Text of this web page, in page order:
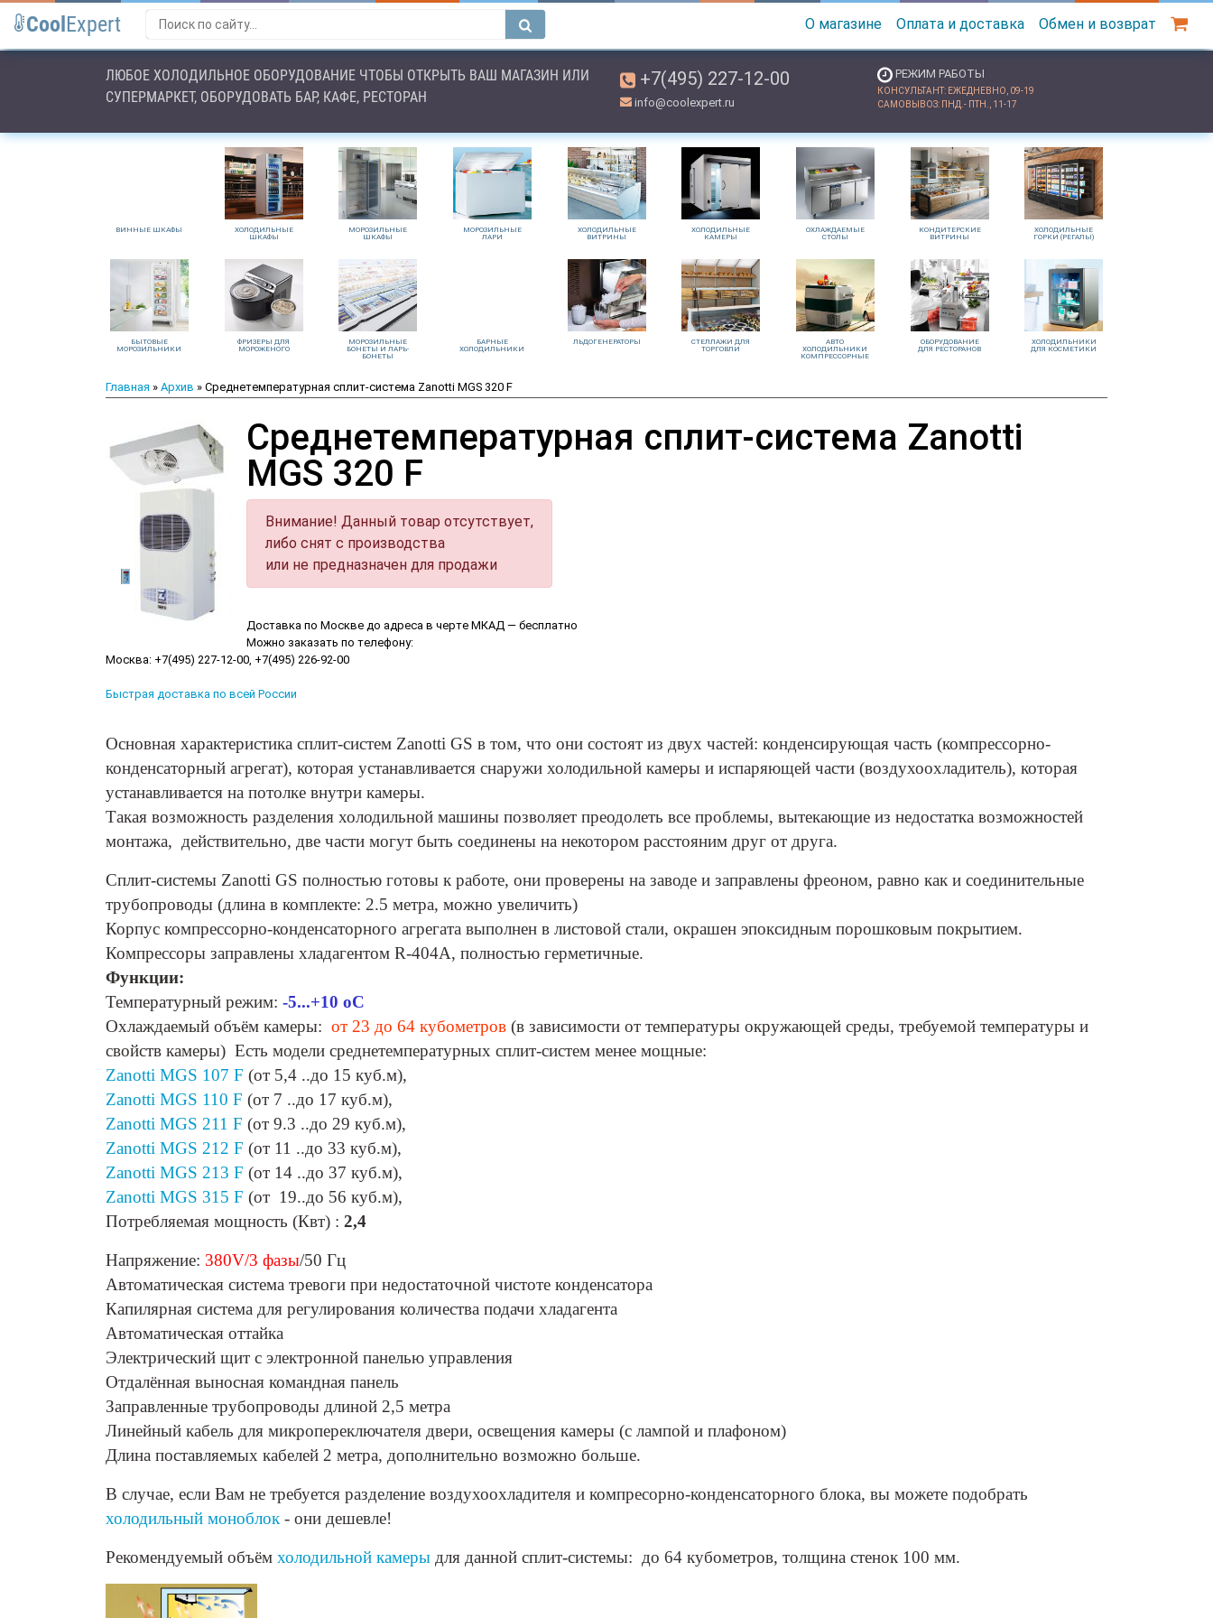
Cool Expert О магазине Оплата и доставка Обмен и возврат
ЛЮБОЕ ХОЛОДИЛЬНОЕ ОБОРУДОВАНИЕ ЧТОБЫ ОТКРЫТЬ ВАШ МАГАЗИН ИЛИ
СУПЕРМАРКЕТ, ОБОРУДОВАТЬ БАР, КАФЕ, РЕСТОРАН
+7(495) 227-12-00
info@coolexpert.ru
РЕЖИМ РАБОТЫ
КОНСУЛЬТАНТ: ЕЖЕДНЕВНО, 09-19
САМОВЫВОЗ: ПНД.- ПТН., 11-17
ВИННЫЕ ШКАФЫ
ХОЛОДИЛЬНЫЕ
ШКАФЫ
МОРОЗИЛЬНЫЕ
ШКАФЫ
МОРОЗИЛЬНЫЕ
ЛАРИ
ХОЛОДИЛЬНЫЕ
ВИТРИНЫ
ХОЛОДИЛЬНЫЕ
КАМЕРЫ
ОХЛАЖДАЕМЫЕ
СТОЛЫ
КОНДИТЕРСКИЕ
ВИТРИНЫ
ХОЛОДИЛЬНЫЕ
ГОРКИ (РЕГАЛЫ)
БЫТОВЫЕ
МОРОЗИЛЬНИКИ
ФРИЗЕРЫ ДЛЯ
МОРОЖЕНОГО
МОРОЗИЛЬНЫЕ
БОНЕТЫ И ЛАРЬ-
БОНЕТЫ
БАРНЫЕ
ХОЛОДИЛЬНИКИ
ЛЬДОГЕНЕРАТОРЫ
СТЕЛЛАЖИ ДЛЯ
ТОРГОВЛИ
АВТО
ХОЛОДИЛЬНИКИ
КОМПРЕССОРНЫЕ
ОБОРУДОВАНИЕ
ДЛЯ РЕСТОРАНОВ
ХОЛОДИЛЬНИКИ
ДЛЯ КОСМЕТИКИ
Главная » Архив » Среднетемпературная сплит-система Zanotti MGS 320 F
Среднетемпературная сплит-система Zanotti
MGS 320 F
Внимание! Данный товар отсутствует,
либо снят с производства
или не предназначен для продажи
Доставка по Москве до адреса в черте МКАД — бесплатно
Можно заказать по телефону:
Москва: +7(495) 227-12-00, +7(495) 226-92-00
Быстрая доставка по всей России
Основная характеристика сплит-систем Zanotti GS в том, что они состоят из двух частей: конденсирующая часть (компрессорно-
конденсаторный агрегат), которая устанавливается снаружи холодильной камеры и испаряющей части (воздухоохладитель), которая
устанавливается на потолке внутри камеры.
Такая возможность разделения холодильной машины позволяет преодолеть все проблемы, вытекающие из недостатка возможностей
монтажа, действительно, две части могут быть соединены на некотором расстояним друг от друга.
Сплит-системы Zanotti GS полностью готовы к работе, они проверены на заводе и заправлены фреоном, равно как и соединительные
трубопроводы (длина в комплекте: 2.5 метра, можно увеличить)
Корпус компрессорно-конденсаторного агрегата выполнен в листовой стали, окрашен эпоксидным порошковым покрытием.
Компрессоры заправлены хладагентом R-404A, полностью герметичные.
Функции:
Температурный режим: -5...+10 оС
Охлаждаемый объём камеры: от 23 до 64 кубометров (в зависимости от температуры окружающей среды, требуемой температуры и
свойств камеры) Есть модели среднетемпературных сплит-систем менее мощные:
Zanotti MGS 107 F (от 5,4 ..до 15 куб.м),
Zanotti MGS 110 F (от 7 ..до 17 куб.м),
Zanotti MGS 211 F (от 9.3 ..до 29 куб.м),
Zanotti MGS 212 F (от 11 ..до 33 куб.м),
Zanotti MGS 213 F (от 14 ..до 37 куб.м),
Zanotti MGS 315 F (от 19..до 56 куб.м),
Потребляемая мощность (Квт) : 2,4
Напряжение: 380V/3 фазы/50 Гц
Автоматическая система тревоги при недостаточной чистоте конденсатора
Капилярная система для регулирования количества подачи хладагента
Автоматическая оттайка
Электрический щит с электронной панелью управления
Отдалённая выносная командная панель
Заправленные трубопроводы длиной 2,5 метра
Линейный кабель для микропереключателя двери, освещения камеры (с лампой и плафоном)
Длина поставляемых кабелей 2 метра, дополнительно возможно больше.
В случае, если Вам не требуется разделение воздухоохладителя и компресорно-конденсаторного блока, вы можете подобрать
холодильный моноблок - они дешевле!
Рекомендуемый объём холодильной камеры для данной сплит-системы: до 64 кубометров, толщина стенок 100 мм.